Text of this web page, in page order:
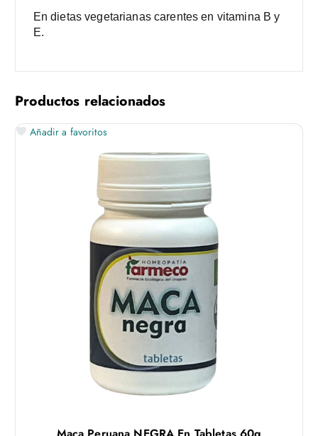
En dietas vegetarianas carentes en vitamina B y
E.
Productos relacionados
Añadir a favoritos